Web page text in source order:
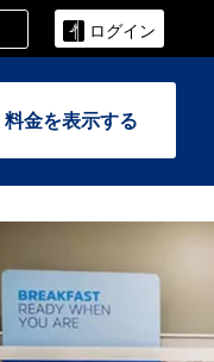
ログイン
料金を表示する